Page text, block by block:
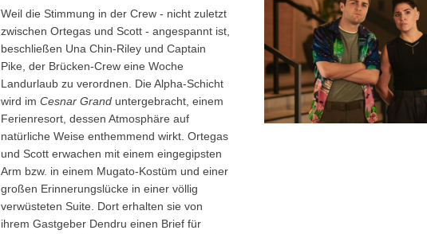
Weil die Stimmung in der Crew - nicht zuletzt
zwischen Ortegas und Scott - angespannt ist,
beschließen Una Chin-Riley und Captain
Pike, der Brücken-Crew eine Woche
Landurlaub zu verordnen. Die Alpha-Schicht
wird im Cesnar Grand untergebracht, einem
Ferienresort, dessen Atmosphäre auf
natürliche Weise enthemmend wirkt. Ortegas
und Scott erwachen mit einem eingegipsten
Arm bzw. in einem Mugato-Kostüm und einer
großen Erinnerungslücke in einer völlig
verwüsteten Suite. Dort erhalten sie von
ihrem Gastgeber Dendru einen Brief für